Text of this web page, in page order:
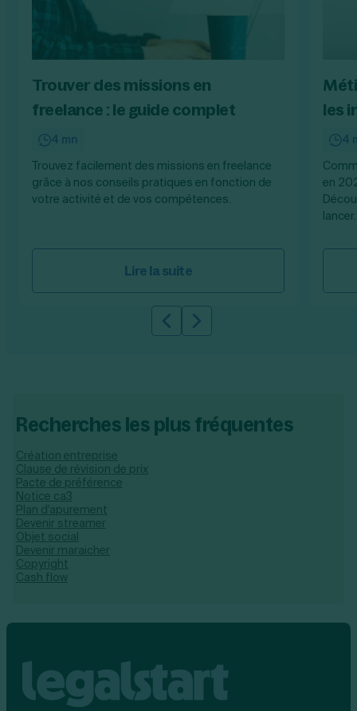
Trouver des missions en
freelance : le guide complet
4 mn
Trouvez facilement des missions en freelance
grâce à nos conseils pratiques en fonction de
votre activité et de vos compétences.
Lire la suite
les
4
en
lancer.
Slide précédente
Slide suivante
Recherches les plus fréquentes
Création entreprise
Clause de révision de prix
Pacte de préférence
Notice ca3
Plan d'apurement
Devenir streamer
Objet social
Devenir maraicher
Copyright
Cash flow